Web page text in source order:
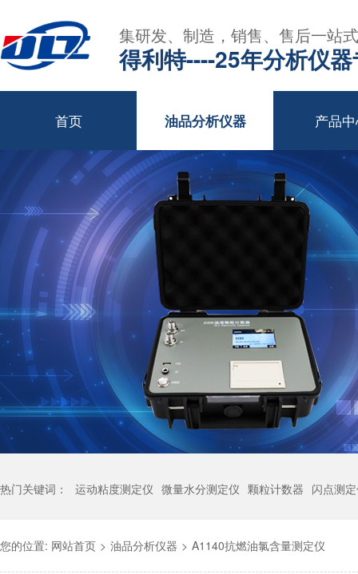
集研发、制造，销售、售后一站
得利特----25年分析仪
首页 油品分析仪器 产品
热门关键词： 运动粘度测定仪 微量水分测定仪 颗粒计数器 闪点测
您的位置: 网站首页 > 油品分析仪器 > A1140抗燃油氯含量测定仪